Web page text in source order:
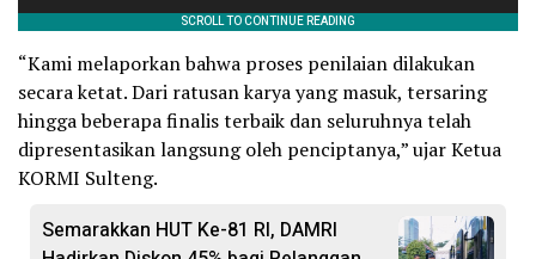
“Kami melaporkan bahwa proses penilaian dilakukan
secara ketat. Dari ratusan karya yang masuk, tersaring
hingga beberapa finalis terbaik dan seluruhnya telah
dipresentasikan langsung oleh penciptanya,” ujar Ketua
KORMI Sulteng.
Semarakkan HUT Ke-81 RI, DAMRI